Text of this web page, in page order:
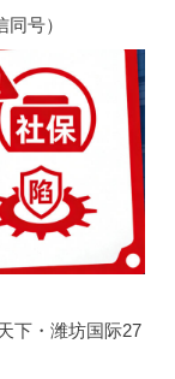
号）
下・潍坊国际27